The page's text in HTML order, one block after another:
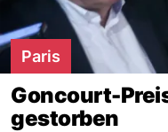
Paris
Goncourt-
gestorben